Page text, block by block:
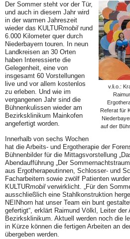
v.li.o.:
Referat für
auf der
Der Sommer steht vor der Tür,
und auch in diesem Jahr wird
in der warmen Jahreszeit
wieder das KULTURmobil rund
6.000 Kilometer quer durch
Niederbayern touren. In neun
Landkreisen an 30 Orten
haben Interessierte die
Gelegenheit, eine von
insgesamt 60 Vorstellungen
live und vor allem kostenlos
zu erleben. Und wie im
vergangenen Jahr sind die
Bühnenkulissen wieder am
Bezirksklinikum Mainkofen
angefertigt worden.
Innerhalb von sechs Wochen
hat die Arbeits- und Ergotherapie der
Bühnenbilder für die Mittagsvorstellung
Abendaufführung „Der
aus Ergotherapeutinnen, Schlosser- und
Facharbeitern sowie zwölf Patienten
KULTURmobil verwirklicht. „Für den
ausschließlich eine Stahlkonstruktion
NEINhorn hat unser Team ein bunt
gefertigt“, erklärt Raimund Völkl, Leiter der
Bezirksklinikum. Aktuell werden noch die
in Kürze können die fertigen Arbeiten an
übergeben werden.